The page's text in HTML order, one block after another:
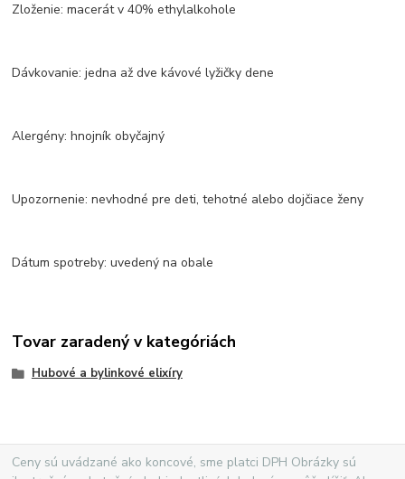
Zloženie: macerát v 40% ethylalkohole
Dávkovanie: jedna až dve kávové lyžičky dene
Alergény: hnojník obyčajný
Upozornenie: nevhodné pre deti, tehotné alebo dojčiace ženy
Dátum spotreby: uvedený na obale
Tovar zaradený v kategóriách
Hubové a bylinkové elixíry
Ceny sú uvádzané ako koncové, sme platci DPH Obrázky sú